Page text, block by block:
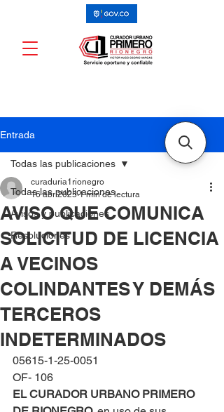
Entrada
Todas las publicaciones
Avisos y publicaciones
Resoluciones
Todas las publicaciones
AVISO QUE COMUNICA
SOLICITUD DE LICENCIA
A VECINOS
COLINDANTES Y DEMÁS
TERCEROS
INDETERMINADOS
curaduria1rionegro
16 abr 2025 1 min de lectura
05615-1-25-0051
OF- 106
EL CURADOR URBANO PRIMERO